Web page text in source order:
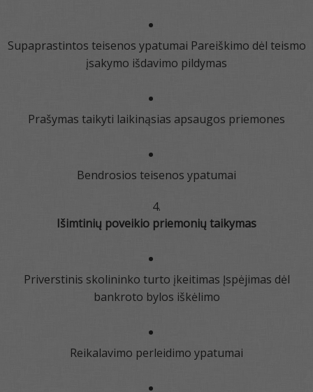
Supaprastintos teisenos ypatumai Pareiškimo dėl teismo
įsakymo išdavimo pildymas
Prašymas taikyti laikinąsias apsaugos priemones
Bendrosios teisenos ypatumai
Išimtinių poveikio priemonių taikymas
Priverstinis skolininko turto įkeitimas Įspėjimas dėl
bankroto bylos iškėlimo
Reikalavimo perleidimo ypatumai